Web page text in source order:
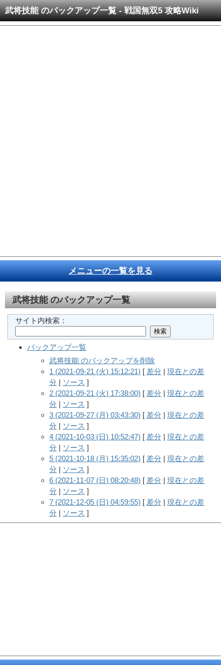
武将技能 のバックアップ一覧 - 戦国無双5 攻略Wiki
メニューの一覧を見る
武将技能のバックアップ一覧
サイト内検索：
バックアップ一覧
武将技能 のバックアップを削除
1 (2021-09-21 (火) 15:12:21) [ 差分 | 現在との差
分 | ソース ]
2 (2021-09-21 (火) 17:38:00) [ 差分 | 現在との差
分 | ソース ]
3 (2021-09-27 (月) 03:43:30) [ 差分 | 現在との差
分 | ソース ]
4 (2021-10-03 (日) 10:52:47) [ 差分 | 現在との差
分 | ソース ]
5 (2021-10-18 (月) 15:35:02) [ 差分 | 現在との差
分 | ソース ]
6 (2021-11-07 (日) 08:20:48) [ 差分 | 現在との差
分 | ソース ]
7 (2021-12-05 (日) 04:59:55) [ 差分 | 現在との差
分 | ソース ]